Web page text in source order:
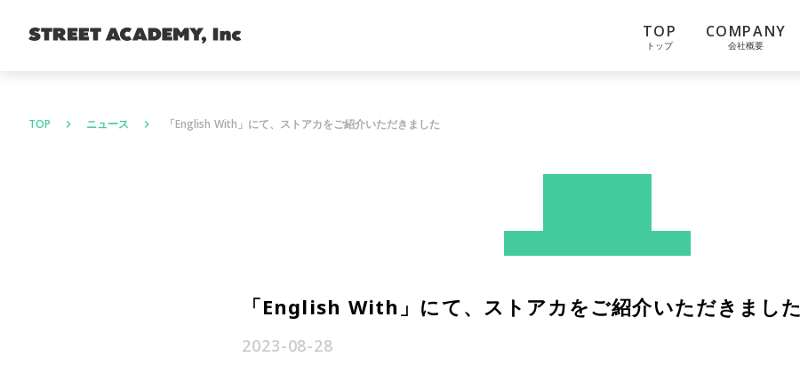
TOP
トップ
COMPANY
会社概要
TOP keyboard_arrow_right ニュース keyboard_arrow_right 「English With」にて、ストアカをご紹介いただきました
「English With」にて、ストアカをご紹介いただきました
2023-08-28